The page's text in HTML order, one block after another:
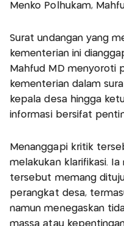
Menko Polhukam,
Surat undangan yang
kementerian ini
Mahfud MD menyoroti
kementerian dalam
kepala desa hingga
informasi bersifat
Menanggapi kritik
melakukan klarifikasi.
tersebut memang
perangkat desa,
namun menegaskan
massa atau